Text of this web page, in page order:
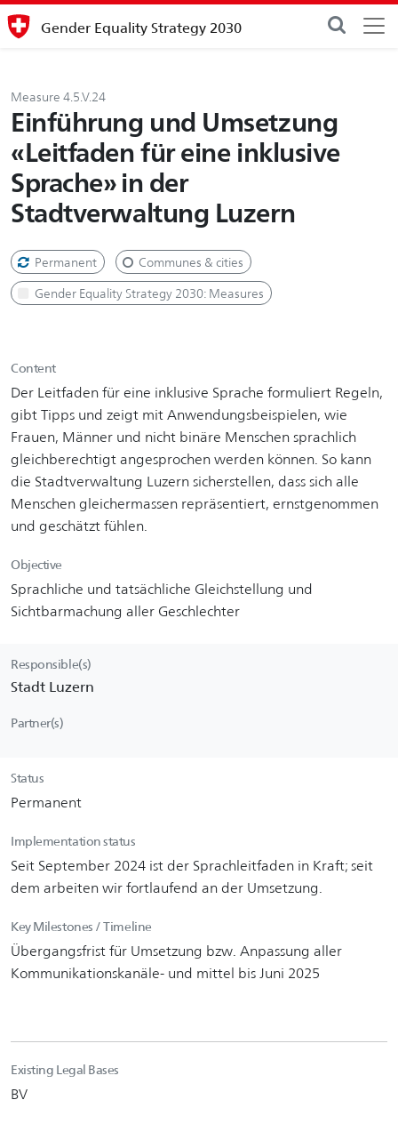
Gender Equality Strategy 2030
Measure 4.5.V.24
Einführung und Umsetzung
«Leitfaden für eine inklusive
Sprache» in der
Stadtverwaltung Luzern
Permanent Communes & cities
Gender Equality Strategy 2030: Measures
Content
Der Leitfaden für eine inklusive Sprache formuliert Regeln,
gibt Tipps und zeigt mit Anwendungsbeispielen, wie
Frauen, Männer und nicht binäre Menschen sprachlich
gleichberechtigt angesprochen werden können. So kann
die Stadtverwaltung Luzern sicherstellen, dass sich alle
Menschen gleichermassen repräsentiert, ernstgenommen
und geschätzt fühlen.
Objective
Sprachliche und tatsächliche Gleichstellung und
Sichtbarmachung aller Geschlechter
Responsible(s)
Stadt Luzern
Partner(s)
Status
Permanent
Implementation status
Seit September 2024 ist der Sprachleitfaden in Kraft; seit
dem arbeiten wir fortlaufend an der Umsetzung.
Key Milestones / Timeline
Übergangsfrist für Umsetzung bzw. Anpassung aller
Kommunikationskanäle- und mittel bis Juni 2025
Existing Legal Bases
BV